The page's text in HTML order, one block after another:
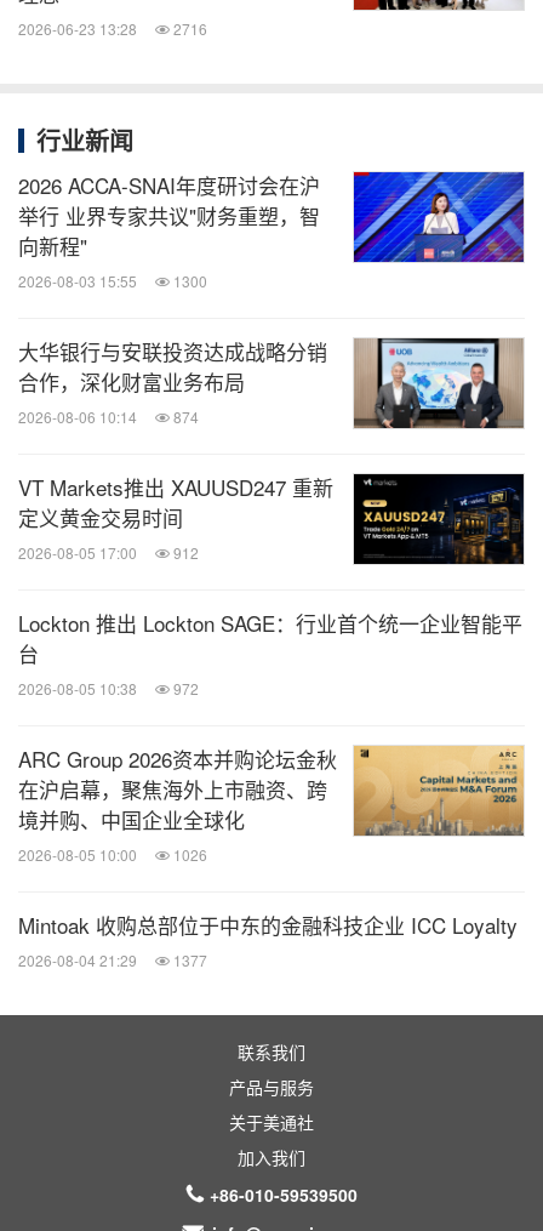
2026-06-23 13:28 2716
行业新闻
2026 ACCA-SNAI年度研讨会在沪
举行 业界专家共议"财务重塑，智
向新程"
2026-08-03 15:55 1300
大华银行与安联投资达成战略分销
合作，深化财富业务布局
2026-08-06 10:14 874
VT Markets推出 XAUUSD247 重新
定义黄金交易时间
2026-08-05 17:00 912
Lockton 推出 Lockton SAGE：行业首个统一企业智能平
台
2026-08-05 10:38 972
ARC Group 2026资本并购论坛金秋
在沪启幕，聚焦海外上市融资、跨
境并购、中国企业全球化
2026-08-05 10:00 1026
Mintoak 收购总部位于中东的金融科技企业 ICC Loyalty
2026-08-04 21:29 1377
联系我们
产品与服务
关于美通社
加入我们
+86-010-59539500